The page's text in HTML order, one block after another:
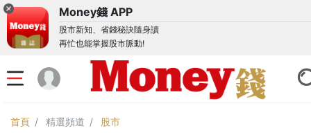
Money錢 APP
股市新知、省錢秘訣隨身讀
再忙也能掌握股市脈動!
首頁 精選頻道 股市